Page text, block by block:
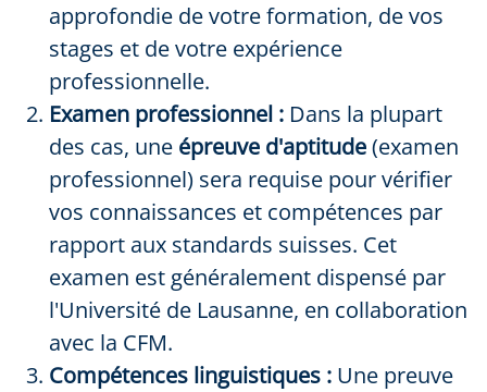
approfondie de votre formation, de vos
stages et de votre expérience
professionnelle.
Examen professionnel : Dans la plupart
des cas, une épreuve d'aptitude(examen
professionnel) sera requise pour vérifier
vos connaissances et compétences par
rapport aux standards suisses. Cet
examen est généralement dispensé par
l'Université de Lausanne, en collaboration
avec la CFM.
Compétences linguistiques : Une preuve